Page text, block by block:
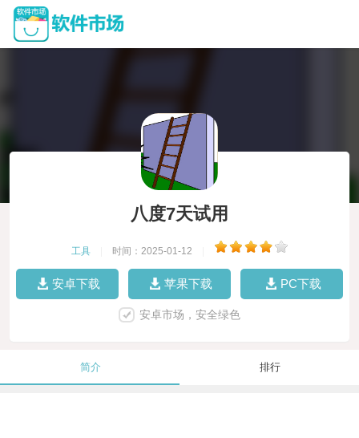
八度7天试用
工具 时间：2025-01-12
安卓下载 苹果下载 PC下载
安卓市场，安全绿色
简介 排行